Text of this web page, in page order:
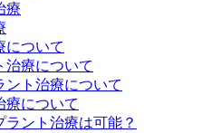
療
について
治療について
ント治療について
療について
ント治療は可能？